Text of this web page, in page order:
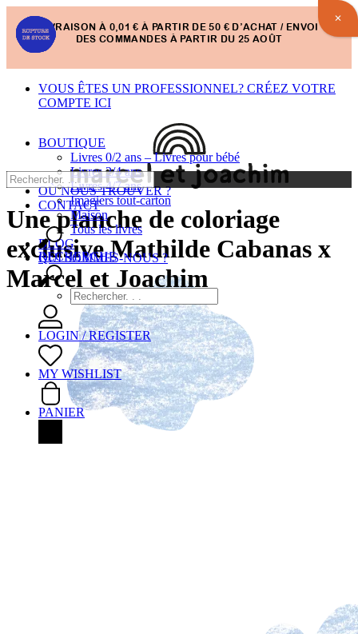
LIVRAISON À 0,01 € À PARTIR DE 50 € D’ACHAT / ENVOI
DES COMMANDES À PARTIR DU 25 AOÛT
VOUS ÊTES UN PROFESSIONNEL? CRÉEZ VOTRE
COMPTE ICI
BOUTIQUE
Livres 0/2 ans – Livres pour bébé
Livres 2/4 ans
Livres 4/7 ans
Imagiers tout-carton
Maison
Tous les livres
BLOG
QUI SOMMES-NOUS ?
OÙ NOUS TROUVER ?
CONTACT
RECHERCHE
LOGIN / REGISTER
MY WISHLIST
PANIER
Une planche de coloriage
exclusive Mathilde Cabanas x
Marcel et Joachim
✕